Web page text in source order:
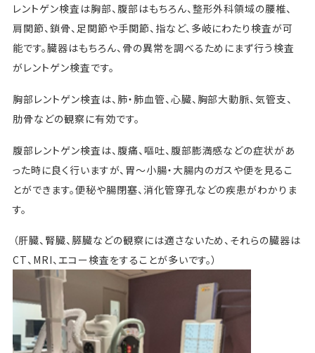
レントゲン検査は胸部、腹部はもちろん、整形外科領域の腰椎、
肩関節、鎖骨、足関節や手関節、指など、多岐にわたり検査が可
能です。臓器はもちろん、骨の異常を調べるためにまず行う検査
がレントゲン検査です。
胸部レントゲン検査は、肺・肺血管、心臓、胸部大動脈、気管支、
肋骨などの観察に有効です。
腹部レントゲン検査は、腹痛、嘔吐、腹部膨満感などの症状があ
った時に良く行いますが、胃～小腸・大腸内のガスや便を見るこ
とができます。便秘や腸閉塞、消化管穿孔などの疾患がわかりま
す。
（肝臓、腎臓、膵臓などの観察には適さないため、それらの臓器は
CT、MRI、エコー検査をすることが多いです。）